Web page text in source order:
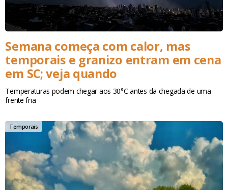
Semana começa com calor, mas
temporais e granizo entram em cena
em SC; veja quando
Temperaturas podem chegar aos 30°C antes da chegada de uma
frente fria
Temporais